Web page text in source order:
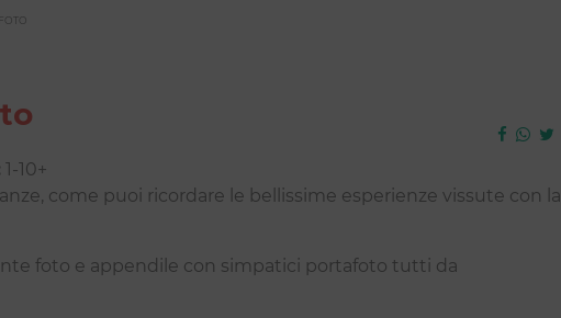
1-10+
come puoi ricordare le bellissime esperienze vissute con la
foto e appendile con simpatici portafoto tutti da